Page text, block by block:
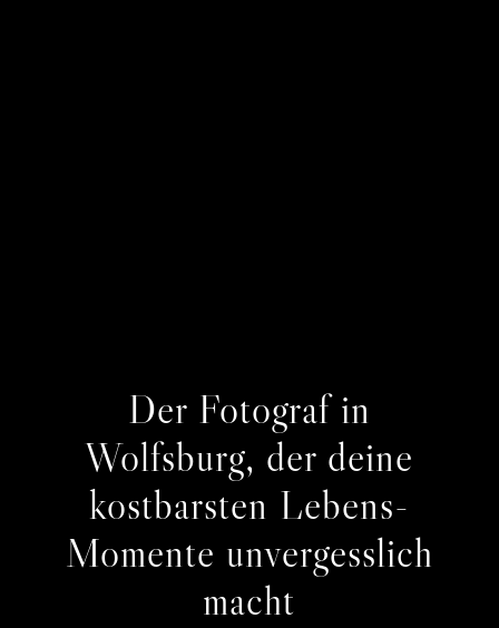
Der Fotograf in
Wolfsburg, der deine
kostbarsten Lebens-
Momente unvergesslich
macht